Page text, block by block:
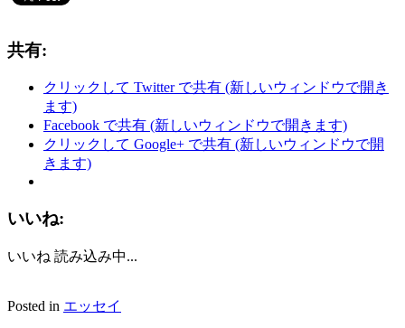
共有:
クリックして Twitter で共有 (新しいウィンドウで開き
ます)
Facebook で共有 (新しいウィンドウで開きます)
クリックして Google+ で共有 (新しいウィンドウで開
きます)
いいね:
いいね 読み込み中...
Posted in エッセイ